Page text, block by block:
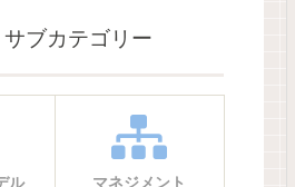
ブカテゴリー
ル マネジメント